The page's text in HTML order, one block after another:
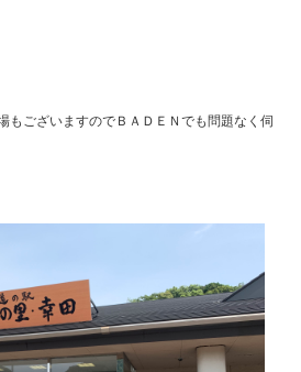
もございますのでＢＡＤＥＮでも問題なく伺